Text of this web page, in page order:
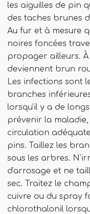
les aiguilles de pin
des taches brunes
Au fur et à mesure
noires foncées
propager ailleurs. À
deviennent brun
Les infections sont
branches
lorsqu'il y a de
prévenir la maladie,
circulation
pins. Taillez les
sous les arbres.
d'arrosage et ne
sec. Traitez le
cuivre ou du spray
chlorothalonil